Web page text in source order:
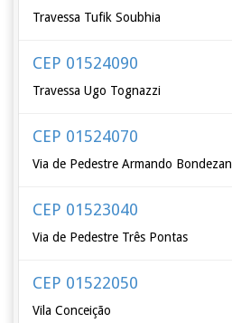
Travessa Tufik Soubhia
CEP 01524090
Travessa Ugo Tognazzi
CEP 01524070
Via de Pedestre Armando Bondezan
CEP 01523040
Via de Pedestre Três Pontas
CEP 01522050
Vila Conceição